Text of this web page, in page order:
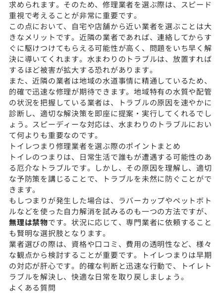
求められます。そのため、修理業者を選ぶ際は、スピード
重視で考えることが非常に重要です。
この点において、自宅や店舗から近い業者を選ぶことは大
きなメリットです。近隣の業者であれば、連絡してからす
ぐに駆けつけてもらえる可能性が高く、問題をいち早く解
決に導いてくれます。水まわりのトラブルは、放置すれば
するほど被害が拡大する恐れがあります。
また、近隣の業者は地域の水道事情に精通しているため、
的確で迅速な修理が期待できます。地域特有の水質や配管
の状況を把握している業者は、トラブルの原因を速やかに
診断し、適切な解決策を即座に提案・実行してくれるでし
ょう。スピーディーな対応は、水まわりのトラブルにおい
て何よりも重要なのです。
トイレつまり修理業者を選ぶ際のポイントまとめ
トイレのつまりは、日常生活で誰もが遭遇する可能性のあ
る厄介なトラブルです。しかし、その原因を理解し、適切
な予防策を講じることで、トラブルを未然に防ぐことがで
きます。
もしつまりが発生した場合は、ラバーカップやペットボト
ルなどを使った自力解消を試みるのも一つの方法ですが、
無理は禁物です。状況に応じて、専門業者に依頼すること
も賢明な選択肢となります。
業者選びの際は、資格や口コミ、費用の透明性など、様々
な観点から検討することが重要です。トイレつまりは早期
の対応が肝心です。的確な判断と迅速な行動で、トイレト
ラブルを解決し、快適な日常を取り戻しましょう。
よくある質問